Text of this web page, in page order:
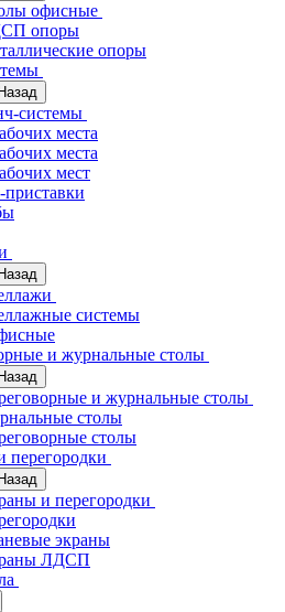
офисные
опоры
опоры
Назад
системы
места
места
мест
Назад
системы
и журнальные столы
Назад
и журнальные столы
столы
столы
перегородки
Назад
и перегородки
экраны
ЛДСП